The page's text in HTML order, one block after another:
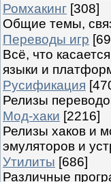
Ромхакинг [308]
Общие темы,
Переводы игр
Всё, что
языки и
Русификация
Релизы
Мод-хаки [2216]
Релизы хаков и
эмуляторов и
Утилиты [686]
Различные